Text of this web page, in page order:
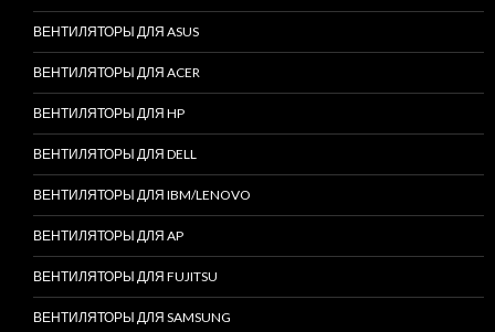
ВЕНТИЛЯТОРЫ ДЛЯ ASUS
ВЕНТИЛЯТОРЫ ДЛЯ ACER
ВЕНТИЛЯТОРЫ ДЛЯ HP
ВЕНТИЛЯТОРЫ ДЛЯ DELL
ВЕНТИЛЯТОРЫ ДЛЯ IBM/LENOVO
ВЕНТИЛЯТОРЫ ДЛЯ AP
ВЕНТИЛЯТОРЫ ДЛЯ FUJITSU
ВЕНТИЛЯТОРЫ ДЛЯ SAMSUNG